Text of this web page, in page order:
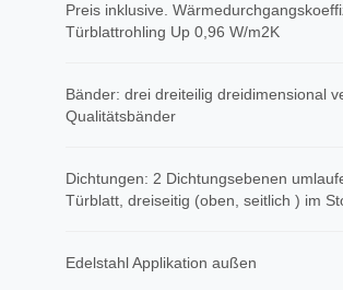
Preis inklusive.
Türblattrohling Up 0,96 W/m2K
Bänder: drei dreiteilig dreidimensional
Qualitätsbänder
Dichtungen: 2 Dichtungsebenen
Türblatt, dreiseitig (oben, seitlich ) im
​Edelstahl Applikation außen